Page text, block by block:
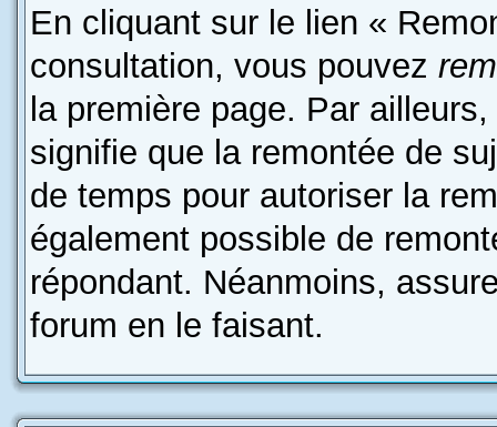
En cliquant sur le lien «
consultation, vous pouvez
la première page. Par
signifie que la remontée de
de temps pour autoriser la
également possible de
répondant. Néanmoins,
forum en le faisant.